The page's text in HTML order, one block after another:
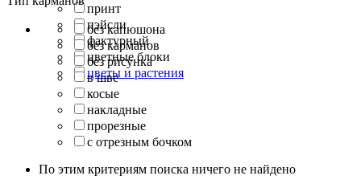
принт
пэйсли
фактурный
цветные блоки
цветы и растения
без капюшона
без карманов
без рисунка
в шве
косые
накладные
прорезные
с отрезным бочком
По этим критериям поиска ничего не найдено